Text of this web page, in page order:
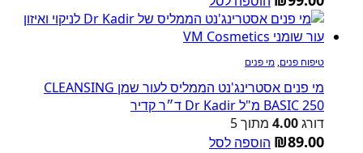
טיפוח פנים, מי פנים
מי פנים אסטרינג'נט הממליס לעור שמן CLEANSING
BASIC 250 מ"ל Dr Kadir ד״ר קדיר
דורג4.00 מתוך 5
₪89.00 הוספה לסל